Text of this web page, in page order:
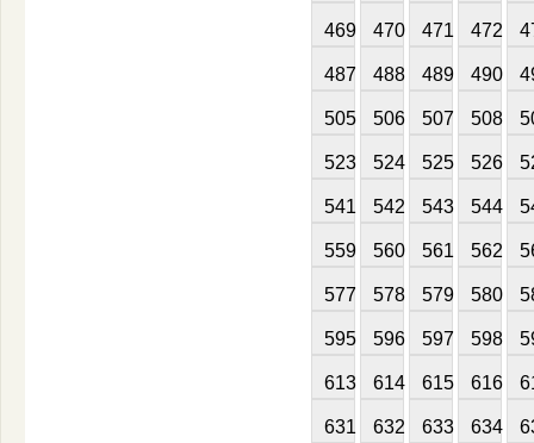
469 470 471 472
487 488 489 490
505 506 507 508
523 524 525 526
541 542 543 544
559 560 561 562
577 578 579 580
595 596 597 598
613 614 615 616
631 632 633 634